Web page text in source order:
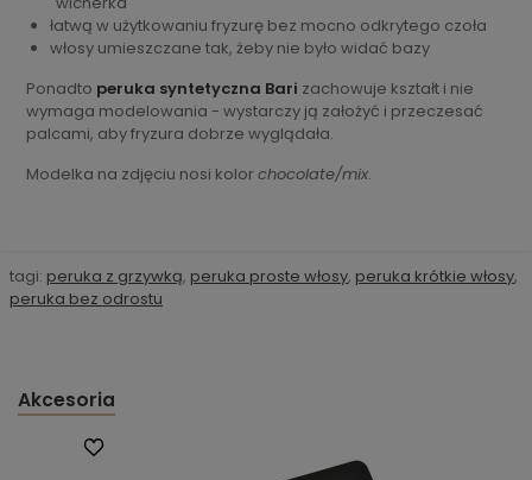
łatwą w użytkowaniu fryzurę bez mocno odkrytego czoła
włosy umieszczane tak, żeby nie było widać bazy
Ponadto peruka syntetyczna Bari zachowuje kształt i nie
wymaga modelowania - wystarczy ją założyć i przeczesać
palcami, aby fryzura dobrze wyglądała.
Modelka na zdjęciu nosi kolor chocolate/mix.
tagi: peruka z grzywką, peruka proste włosy, peruka krótkie włosy,
peruka bez odrostu
Akcesoria